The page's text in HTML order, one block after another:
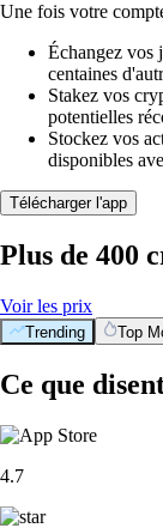
Une fois votre
Échangez vos
centaines
Stakez vos
potentielles
Stockez vos
disponibles
Télécharger l'app
Plus de 400
Voir les prix
Trending Top
Ce que
4.7